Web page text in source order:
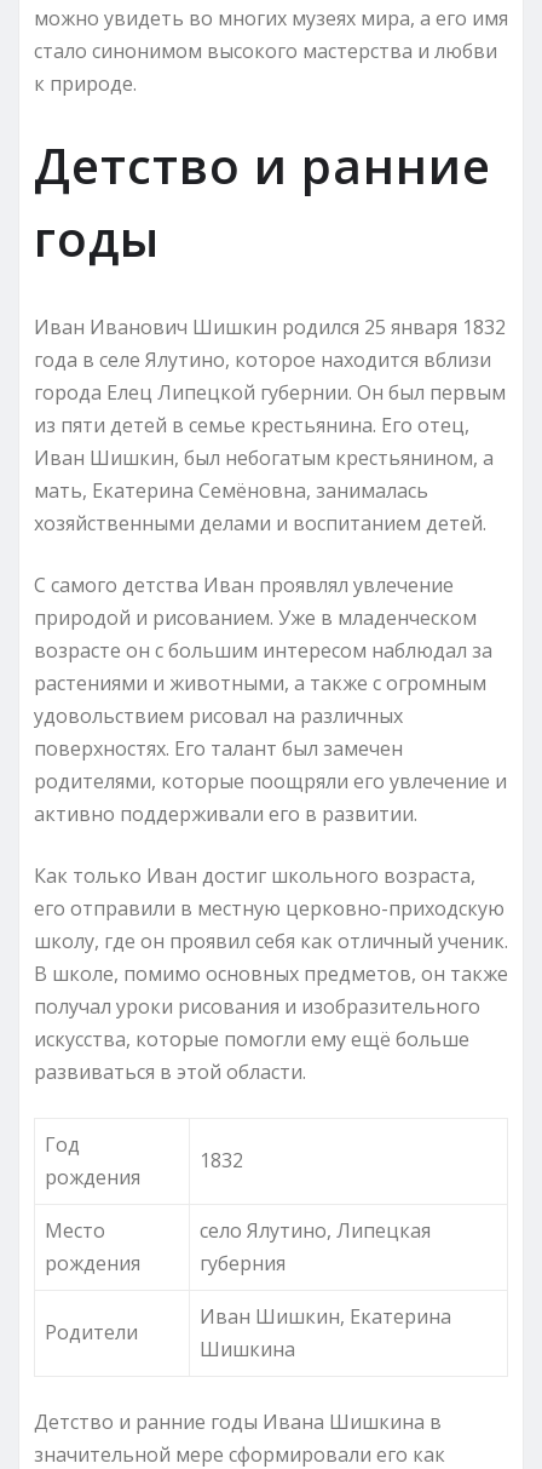
можно увидеть во многих музеях мира, а его имя
стало синонимом высокого мастерства и любви
к природе.
Детство и ранние
годы
Иван Иванович Шишкин родился 25 января 1832
года в селе Ялутино, которое находится вблизи
города Елец Липецкой губернии. Он был первым
из пяти детей в семье крестьянина. Его отец,
Иван Шишкин, был небогатым крестьянином, а
мать, Екатерина Семёновна, занималась
хозяйственными делами и воспитанием детей.
С самого детства Иван проявлял увлечение
природой и рисованием. Уже в младенческом
возрасте он с большим интересом наблюдал за
растениями и животными, а также с огромным
удовольствием рисовал на различных
поверхностях. Его талант был замечен
родителями, которые поощряли его увлечение и
активно поддерживали его в развитии.
Как только Иван достиг школьного возраста,
его отправили в местную церковно-приходскую
школу, где он проявил себя как отличный ученик.
В школе, помимо основных предметов, он также
получал уроки рисования и изобразительного
искусства, которые помогли ему ещё больше
развиваться в этой области.
Год
рождения
1832
Место
рождения
село Ялутино, Липецкая
губерния
Родители
Иван Шишкин, Екатерина
Шишкина
Детство и ранние годы Ивана Шишкина в
значительной мере сформировали его как